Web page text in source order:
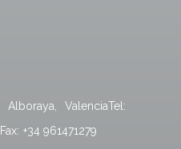
Alboraya ValenciaTel:
Fax: +34 961471279